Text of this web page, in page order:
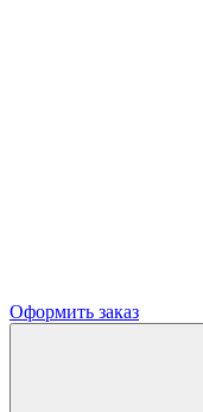
Оформить заказ